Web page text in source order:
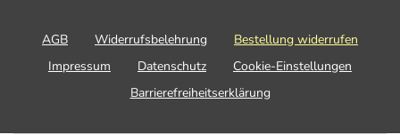
AGB Widerrufsbelehrung
Bestellung widerrufen
Impressum
Datenschutz
Cookie-Einstellungen
Barrierefreiheitserklärung